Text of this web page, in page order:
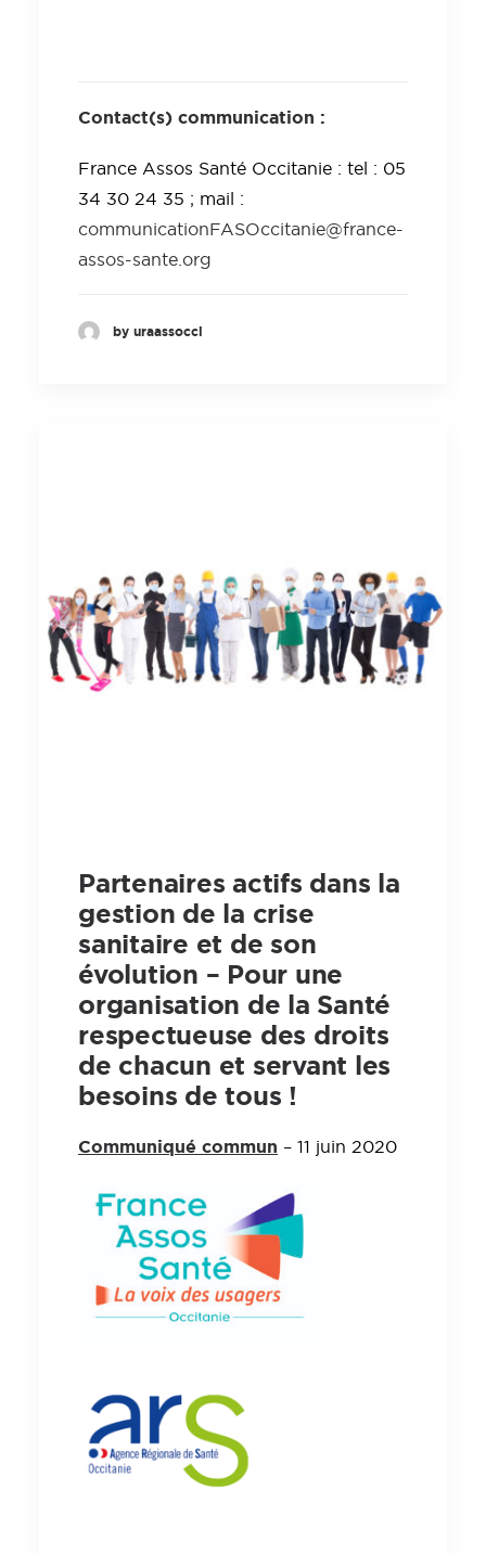
Contact(s) communication :
France Assos Santé Occitanie : tel : 05
34 30 24 35 ; mail :
communicationFASOccitanie@france-
assos-sante.org
by uraassocci
Partenaires actifs dans la
gestion de la crise
sanitaire et de son
évolution – Pour une
organisation de la Santé
respectueuse des droits
de chacun et servant les
besoins de tous !
Communiqué commun – 11 juin 2020